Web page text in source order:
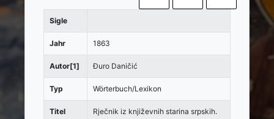
Sigle
Jahr 1863
Autor[1] Đuro Daničić
Typ Wörterbuch/Lexikon
Titel Rječnik iz književnih starina srpskih.